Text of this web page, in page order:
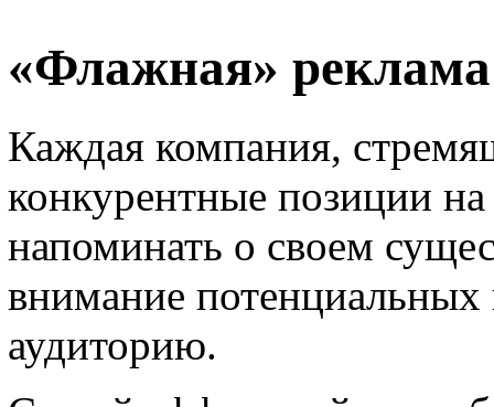
«Флажная» реклама
Каждая компания,
конкурентные позиции
напоминать о своем
внимание
аудиторию.